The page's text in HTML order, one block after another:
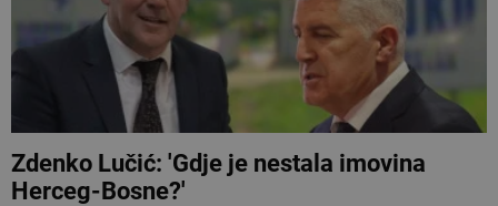
Zdenko Lučić: 'Gdje je nestala imovina
Herceg-Bosne?'